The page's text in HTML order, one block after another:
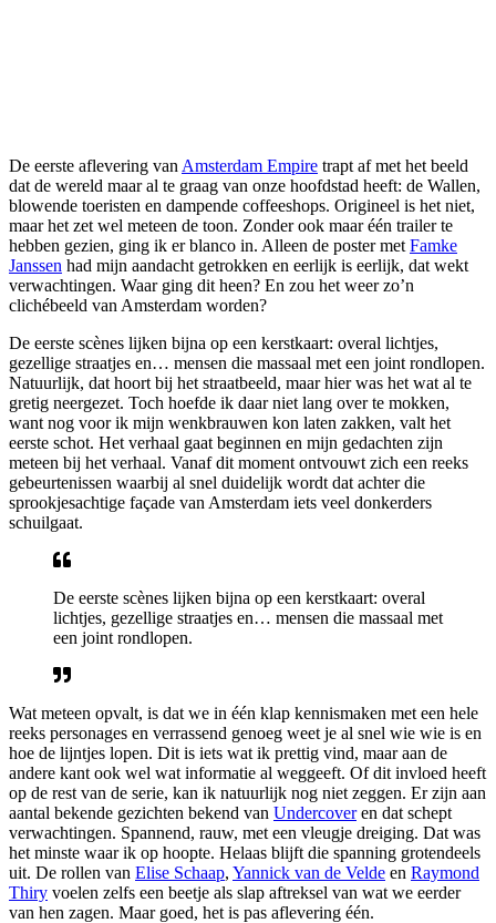
De eerste aflevering van Amsterdam Empire trapt af met het beeld
dat de wereld maar al te graag van onze hoofdstad heeft: de Wallen,
blowende toeristen en dampende coffeeshops. Origineel is het niet,
maar het zet wel meteen de toon. Zonder ook maar één trailer te
hebben gezien, ging ik er blanco in. Alleen de poster met Famke
Janssen had mijn aandacht getrokken en eerlijk is eerlijk, dat wekt
verwachtingen. Waar ging dit heen? En zou het weer zo’n
clichébeeld van Amsterdam worden?
De eerste scènes lijken bijna op een kerstkaart: overal lichtjes,
gezellige straatjes en… mensen die massaal met een joint rondlopen.
Natuurlijk, dat hoort bij het straatbeeld, maar hier was het wat al te
gretig neergezet. Toch hoefde ik daar niet lang over te mokken,
want nog voor ik mijn wenkbrauwen kon laten zakken, valt het
eerste schot. Het verhaal gaat beginnen en mijn gedachten zijn
meteen bij het verhaal. Vanaf dit moment ontvouwt zich een reeks
gebeurtenissen waarbij al snel duidelijk wordt dat achter die
sprookjesachtige façade van Amsterdam iets veel donkerders
schuilgaat.
De eerste scènes lijken bijna op een kerstkaart: overal
lichtjes, gezellige straatjes en… mensen die massaal met
een joint rondlopen.
Wat meteen opvalt, is dat we in één klap kennismaken met een hele
reeks personages en verrassend genoeg weet je al snel wie wie is en
hoe de lijntjes lopen. Dit is iets wat ik prettig vind, maar aan de
andere kant ook wel wat informatie al weggeeft. Of dit invloed heeft
op de rest van de serie, kan ik natuurlijk nog niet zeggen. Er zijn aan
aantal bekende gezichten bekend van Undercoveren dat schept
verwachtingen. Spannend, rauw, met een vleugje dreiging. Dat was
het minste waar ik op hoopte. Helaas blijft die spanning grotendeels
uit. De rollen van Elise Schaap, Yannick van de Velde en Raymond
Thiry voelen zelfs een beetje als slap aftreksel van wat we eerder
van hen zagen. Maar goed, het is pas aflevering één.